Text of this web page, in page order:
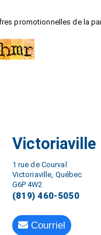
promotionnelles de la
Victoriaville
1 rue de Courval
Victoriaville, Québec
G6P 4W2
(819) 460-5050
Courriel